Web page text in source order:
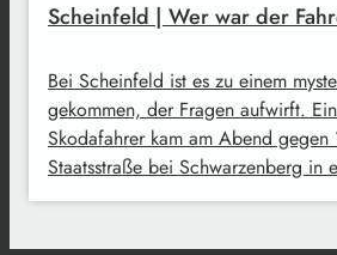
Scheinfeld | Wer war der
Bei Scheinfeld ist es zu einem
gekommen, der Fragen aufwirft.
Skodafahrer kam am Abend gegen
Staatsstraße bei Schwarzenberg in